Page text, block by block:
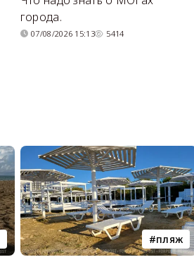
города.
07/08/2026 15:13 5414
пляж